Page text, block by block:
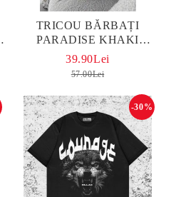
TRICOU BĂRBAȚI
PARADISE KHAKI
OVERSIZED
39.90Lei
57.00Lei
-30%